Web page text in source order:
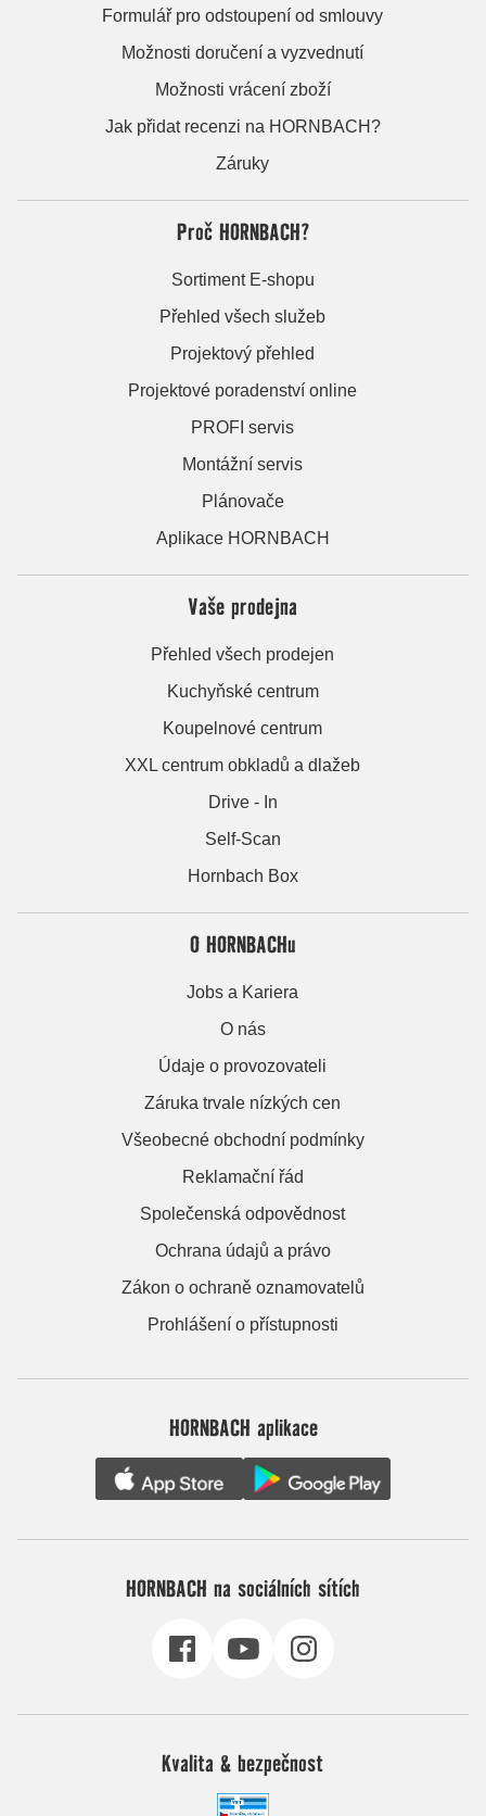
Formulář pro odstoupení od smlouvy
Možnosti doručení a vyzvednutí
Možnosti vrácení zboží
Jak přidat recenzi na HORNBACH?
Záruky
Proč HORNBACH?
Sortiment E-shopu
Přehled všech služeb
Projektový přehled
Projektové poradenství online
PROFI servis
Montážní servis
Plánovače
Aplikace HORNBACH
Vaše prodejna
Přehled všech prodejen
Kuchyňské centrum
Koupelnové centrum
XXL centrum obkladů a dlažeb
Drive - In
Self-Scan
Hornbach Box
O HORNBACHu
Jobs a Kariera
O nás
Údaje o provozovateli
Záruka trvale nízkých cen
Všeobecné obchodní podmínky
Reklamační řád
Společenská odpovědnost
Ochrana údajů a právo
Zákon o ochraně oznamovatelů
Prohlášení o přístupnosti
HORNBACH aplikace
HORNBACH na sociálních sítích
Kvalita & bezpečnost